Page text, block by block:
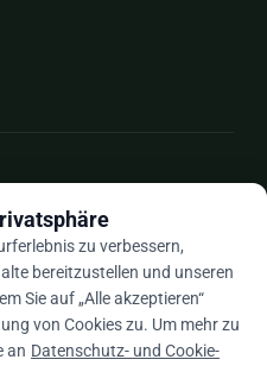
500+ Bewertungen
zu verbessern,
bereitzustellen und unseren
Sie auf „Alle akzeptieren“
von Cookies zu. Um mehr zu
an Datenschutz- und Cookie-